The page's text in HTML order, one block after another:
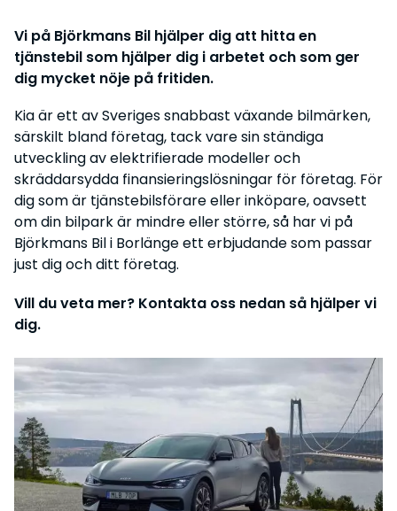
Vi på Björkmans Bil hjälper dig att hitta en
tjänstebil som hjälper dig i arbetet och som ger
dig mycket nöje på fritiden.
Kia är ett av Sveriges snabbast växande bilmärken,
särskilt bland företag, tack vare sin ständiga
utveckling av elektrifierade modeller och
skräddarsydda finansieringslösningar för företag. För
dig som är tjänstebilsförare eller inköpare, oavsett
om din bilpark är mindre eller större, så har vi på
Björkmans Bil i Borlänge ett erbjudande som passar
just dig och ditt företag.
Vill du veta mer? Kontakta oss nedan så hjälper vi
dig.